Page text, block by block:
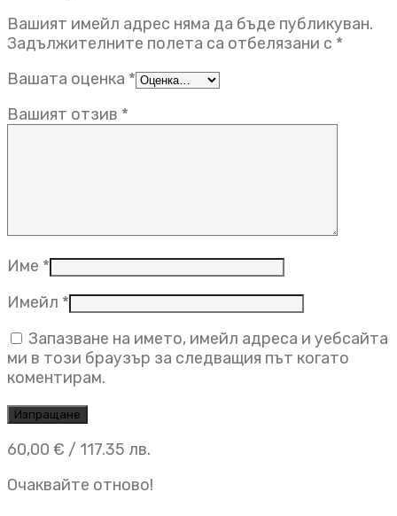
Вашият имейл адрес няма да бъде публикуван.
Задължителните полета са отбелязани с *
Вашата оценка *
Вашият отзив *
Име *
Имейл *
Запазване на името, имейл адреса и уебсайта
ми в този браузър за следващия път когато
коментирам.
60,00 € / 117.35 лв.
Очаквайте отново!